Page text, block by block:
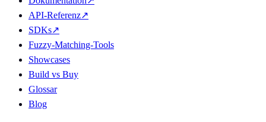
API-Referenz↗
SDKs↗
Fuzzy-Matching-Tools
Showcases
Build vs Buy
Glossar
Blog